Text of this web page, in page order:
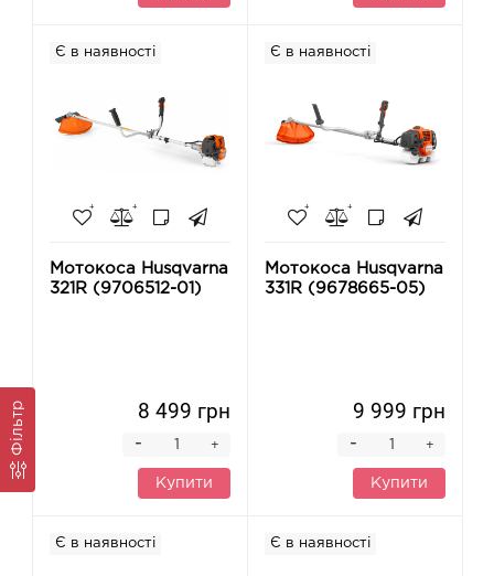
Фільтр
Є в наявності
Мотокоса Husqvarna
321R (9706512-01)
8 499 грн
+
-
Купити
Є в наявності
Мотокоса Husqvarna
331R (9678665-05)
9 999 грн
+
-
Купити
Є в наявності Є в наявності